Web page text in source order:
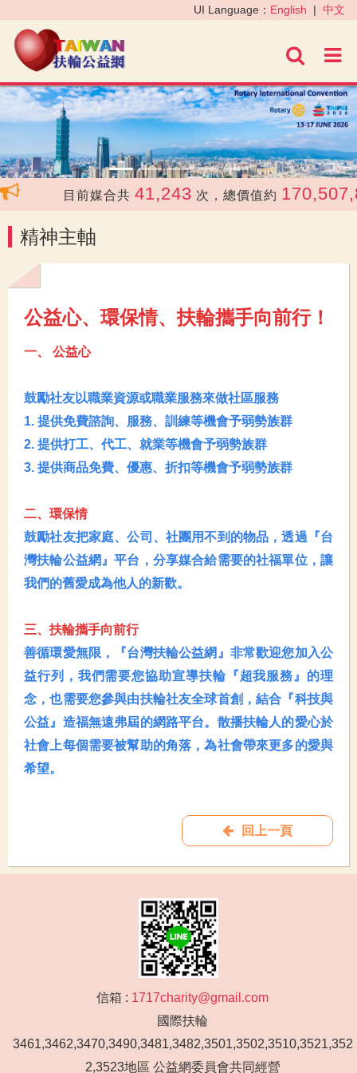
進階
UI Language： English | 中文
‹ ›
目前媒合共 41,243 次，總價值約
精神主軸
公益心、環保情、扶輪攜手向前行！
一、 公益心
鼓勵社友以職業資源或職業服務來做社區服務
1. 提供免費諮詢、服務、訓練等機會予弱勢族群
2. 提供打工、代工、就業等機會予弱勢族群
3. 提供商品免費、優惠、折扣等機會予弱勢族群
二、環保情
鼓勵社友把家庭、公司、社團用不到的物品，透過『台
灣扶輪公益網』平台，分享媒合給需要的社福單位，讓
我們的舊愛成為他人的新歡。
三、扶輪攜手向前行
善循環愛無限，『台灣扶輪公益網』非常歡迎您加入公
益行列，我們需要您協助宣導扶輪『超我服務』的理
念，也需要您參與由扶輪社友全球首創，結合『科技與
公益』造福無遠弗屆的網路平台。散播扶輪人的愛心於
社會上每個需要被幫助的角落，為社會帶來更多的愛與
希望。
回上一頁
信箱 : 1717charity@gmail.com
國際扶輪
3461,3462,3470,3490,3481,3482,3501,3502,3510,3521,352
2,3523地區 公益網委員會共同經營